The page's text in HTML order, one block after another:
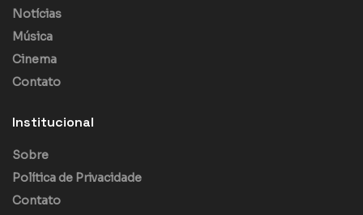
Notícias
Música
Cinema
Contato
Institucional
Sobre
Política de Privacidade
Contato